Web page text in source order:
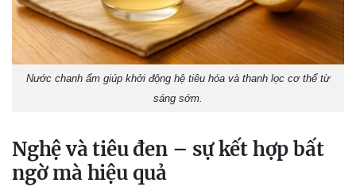
Nước chanh ấm giúp khởi động hệ tiêu hóa và thanh lọc cơ thể từ
sáng sớm.
Nghệ và tiêu đen – sự kết hợp bất
ngờ mà hiệu quả